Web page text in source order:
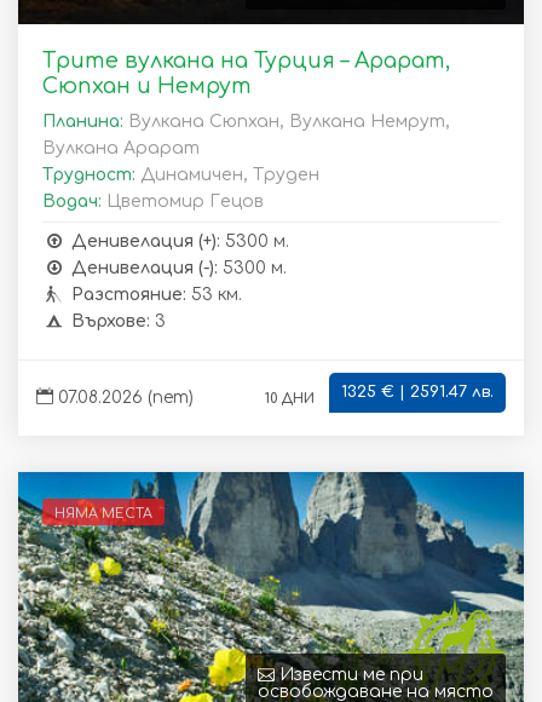
Трите вулкана на Турция – Арарат,
Сюпхан и Немрут
Планина: Вулкана Сюпхан, Вулкана Немрут,
Вулкана Арарат
Трудност: Динамичен, Труден
Водач: Цветомир Гецов
Денивелация (+): 5300 м.
Денивелация (-): 5300 м.
Разстояние: 53 км.
Върхове: 3
07.08.2026 (пет) 10 дни 1325 € | 2591.47 лв.
Извести ме при
освобождаване на място
НЯМА МЕСТА